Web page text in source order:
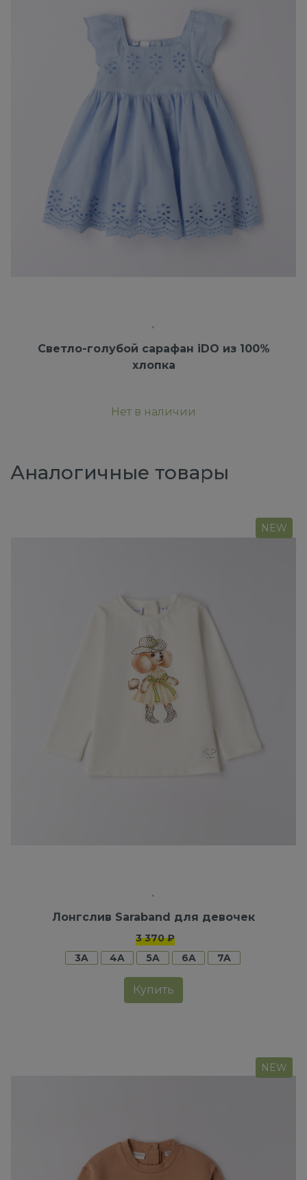
Светло-голубой сарафан iDO из 100%
хлопка
Нет в наличии
Аналогичные товары
NEW
Лонгслив Saraband для девочек
3 370 ₽
3A
4A 5A 6A 7A
Купить
NEW